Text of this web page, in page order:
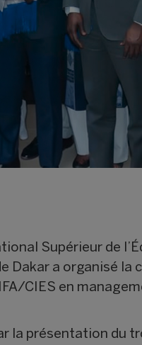
Supérieur de
Dakar a organisé
CIES en
la présentation du